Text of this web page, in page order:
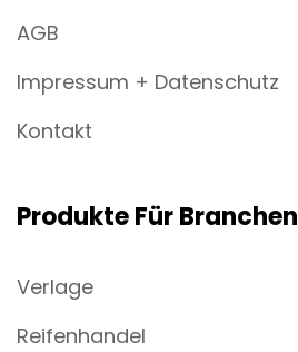
AGB
Impressum + Datenschutz
Kontakt
Produkte Für Branchen
Verlage
Reifenhandel